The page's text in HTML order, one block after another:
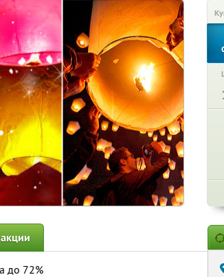
до 72%